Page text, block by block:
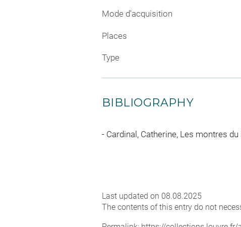
Mode d'acquisition
Places
Type
BIBLIOGRAPHY
Cardinal, Catherine, Les montres
Last updated on 08.08.2025
The contents of this entry do not